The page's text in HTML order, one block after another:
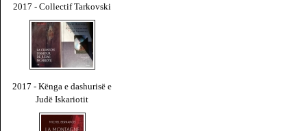
2017 - Collectif Tarkovski
2017 - Kënga e dashurisë e
Judë Iskariotit